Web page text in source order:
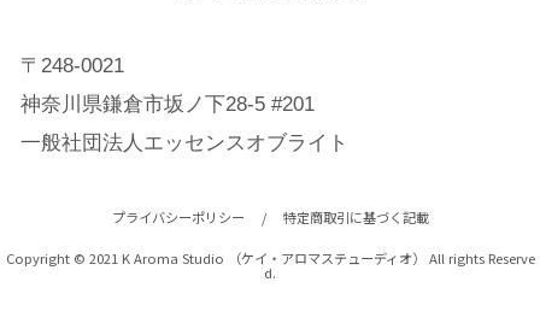
〒248-0021
神奈川県鎌倉市坂ノ下28-5 #201
一般社団法人エッセンスオブライト
プライバシーポリシー / 特定商取引に基づく記載
Copyright © 2021 K Aroma Studio （ケイ・アロマステューディオ） All rights Reserve
d.